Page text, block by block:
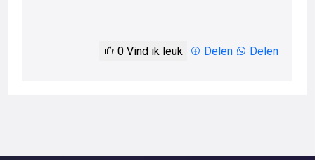
0 Vind ik leuk Delen Delen